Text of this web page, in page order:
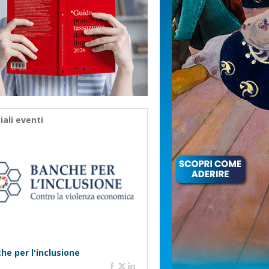
eventi
per l'inclusione